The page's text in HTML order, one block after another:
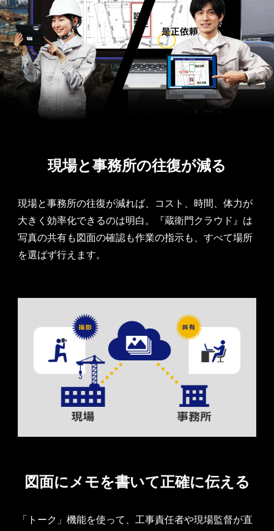
現場と事務所の往復が減る
現場と事務所の往復が減れば、コスト、時間、体力が
大きく効率化できるのは明白。『蔵衛門クラウド』は
写真の共有も図面の確認も作業の指示も、すべて場所
を選ばず行えます。
図面にメモを書いて正確に伝える
「トーク」機能を使って、工事責任者や現場監督が直